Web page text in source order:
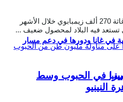
في غانا ودورها في دعم مسار
يعتزم برنامج الأغذية العالمي اغاثة 270 ألف زيمبابوي خلال الأشهر
تستعد فيه البلاد لمحصول ضعيف ...
في الحبوب وسط
النينيو